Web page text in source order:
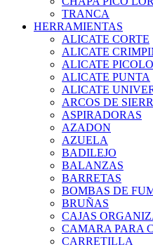
TRANCA
HERRAMIENTAS
ALICATE CORTE
ALICATE
ALICATE
ALICATE PUNTA
ALICATE
ARCOS DE
ASPIRADORAS
AZADON
AZUELA
BADILEJO
BALANZAS
BARRETAS
BOMBAS DE
BRUÑAS
CAJAS
CAMARA PARA
CARRETILLA